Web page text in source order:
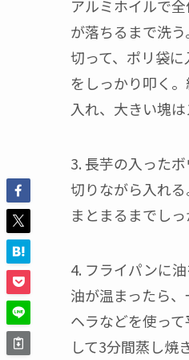
アルミホイルで
が落ちるまで洗
切って、ポリ袋
をしっかり叩く
入れ、大きい塊は
3. 長芋の入った
切りながら入れ
まとまるまでしっ
4. フライパンに
油が温まったら、
ヘラなどを使っ
して3分間蒸し焼